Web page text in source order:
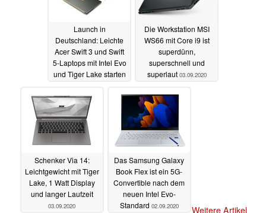
Launch in
Deutschland: Leichte
Acer Swift 3 und Swift
5-Laptops mit Intel Evo
und Tiger Lake starten
Die Workstation MSI
WS66 mit Core i9 ist
superdünn,
superschnell und
superlaut 03.09.2020
Schenker Via 14:
Leichtgewicht mit Tiger
Lake, 1 Watt Display
und langer Laufzeit
03.09.2020
Das Samsung Galaxy
Book Flex ist ein 5G-
Convertible nach dem
neuen Intel Evo-
Standard 02.09.2020
Weitere Artikel